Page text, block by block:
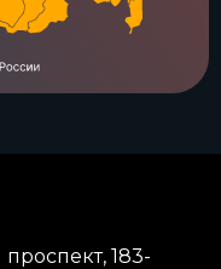
183-